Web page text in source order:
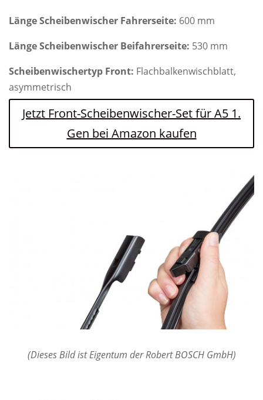
Länge Scheibenwischer Fahrerseite: 600 mm
Länge Scheibenwischer Beifahrerseite: 530 mm
Scheibenwischertyp Front: Flachbalkenwischblatt,
asymmetrisch
Jetzt Front-Scheibenwischer-Set für A5 1.
Gen bei Amazon kaufen
(Dieses Bild ist Eigentum der Robert BOSCH GmbH)